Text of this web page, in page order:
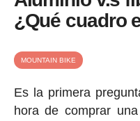
¿Qué cuadro
MOUNTAIN BIKE
Es la primera
hora de comprar